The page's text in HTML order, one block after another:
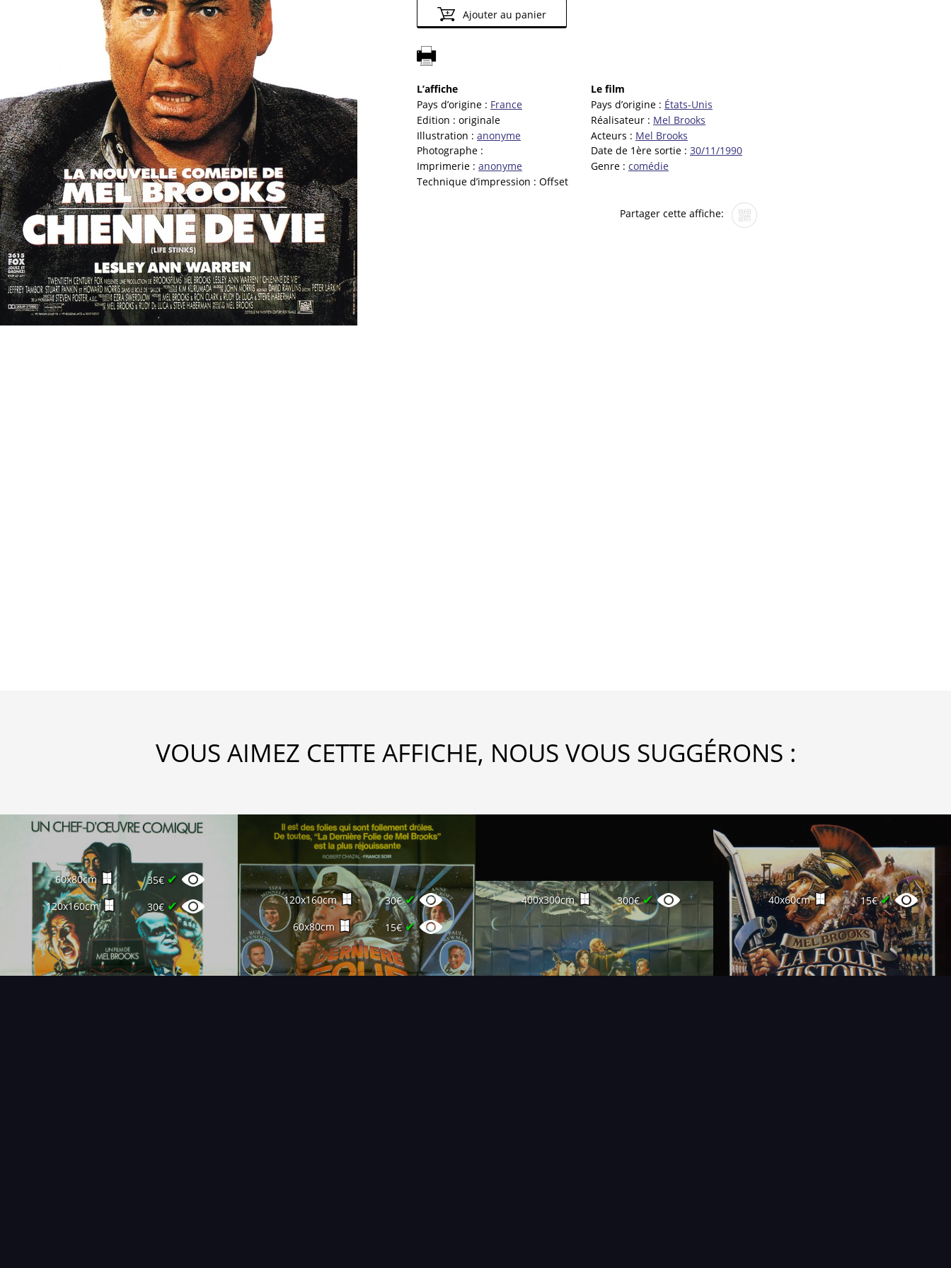
Ajouter au panier
L’affiche
Pays d’origine : France
Edition : originale
Illustration : anonyme
Photographe :
Imprimerie : anonyme
Technique d’impression : Offset
Le film
Pays d’origine : États-Unis
Réalisateur : Mel Brooks
Acteurs : Mel Brooks
Date de 1ère sortie : 30/11/1990
Genre : comédie
Partager cette affiche:
VOUS AIMEZ CETTE AFFICHE, NOUS VOUS SUGGÉRONS :
60x80cm 35€ ✔
120x160cm 30€ ✔ 120x160cm 30€✔
60x80cm 15€✔
400x300cm 300€✔ 40x60cm 15€✔